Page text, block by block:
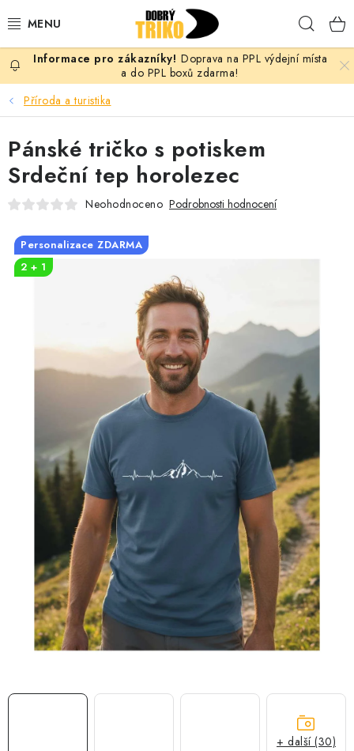
na
PRO ŽENY
PRO MUŽE
PRO DĚTI
PRO PÁRY
VLASTNÍ MOTIV
OKAMŽITĚ K ODBĚRU
MÁM SRDCE POMÁHÁM
PROVIZNÍ SYSTÉM
O nás Časté otázky
Doprava a platba
Obchodní podmínky
Zásady zpracování ochrany osobních údajů
Napište nám
Doprava na PPL výdejní místa
a do PPL boxů zdarma!
Příroda a turistika
Pánské tričko s potiskem
Srdeční tep horolezec
Neohodnoceno Podrobnosti hodnocení
Personalizace ZDARMA
2 + 1
+ další (30)